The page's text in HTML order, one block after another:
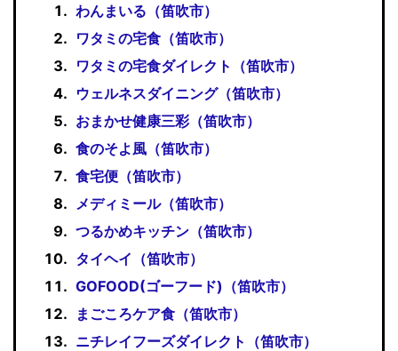
わんまいる（笛吹市）
ワタミの宅食（笛吹市）
ワタミの宅食ダイレクト（笛吹市）
ウェルネスダイニング（笛吹市）
おまかせ健康三彩（笛吹市）
食のそよ風（笛吹市）
食宅便（笛吹市）
メディミール（笛吹市）
つるかめキッチン（笛吹市）
タイヘイ（笛吹市）
GOFOOD(ゴーフード)（笛吹市）
まごころケア食（笛吹市）
ニチレイフーズダイレクト（笛吹市）